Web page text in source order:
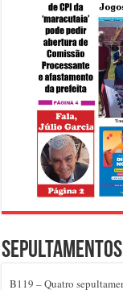
B119 – Quatro